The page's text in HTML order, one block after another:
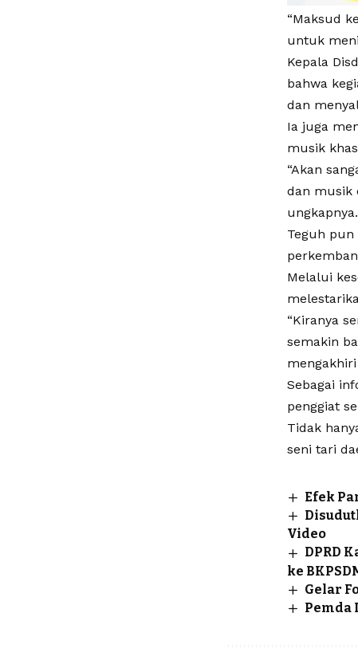
“Maksud
untuk
Kepala
bahwa
dan
Ia juga
musik
“Akan
dan musik
ungkapnya.
Teguh
Melalui
“Kiranya
semakin
Sebagai
penggiat
Tidak
seni tari
Efek
Video
DPRD
ke
Gelar
Pemda